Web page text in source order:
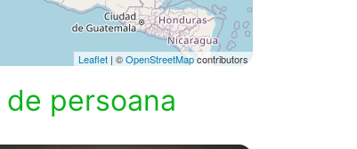
Leaflet | ©OpenStreetMapcontributors
de persoana